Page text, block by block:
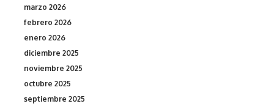
marzo 2026
febrero 2026
enero 2026
diciembre 2025
noviembre 2025
octubre 2025
septiembre 2025